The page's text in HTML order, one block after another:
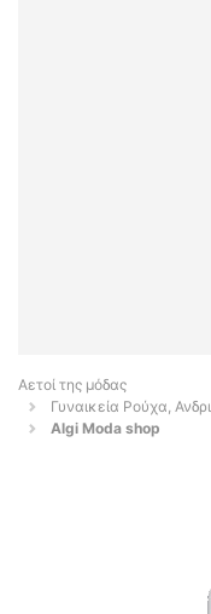
Αετοί της μόδας
Γυναικεία Ρούχα,
Algi Moda shop